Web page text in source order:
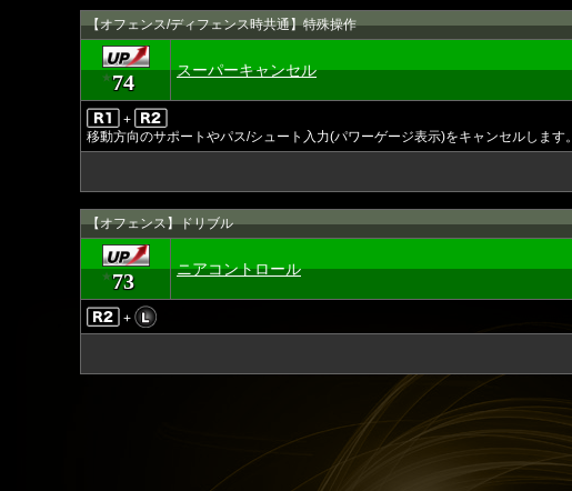
【オフェンス/ディフェンス時共通】特殊操作
★74 スーパーキャンセル
+
移動方向のサポートやパス/シュート入力(パワーゲージ表示)をキャンセルします。
【オフェンス】ドリブル
★73 ニアコントロール
+